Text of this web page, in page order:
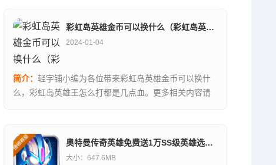
彩虹岛英雄金币可以换什么（彩虹岛英雄王怎么打都是几点血）
2024-01-04
简介： 轻宇铺小编为各位带来彩虹岛英雄金币可以换什
么，彩虹岛英雄王怎么打都是几点血。更多相关内容请
奥特曼传奇英雄免费送1万SS级英雄选择器
大小：647.6MB